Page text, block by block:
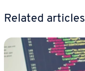
Related articles